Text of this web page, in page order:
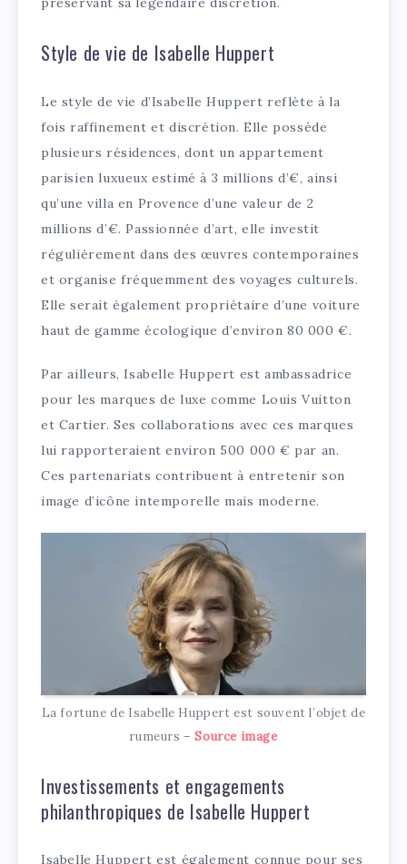
Style de vie de Isabelle Huppert
Le style de vie d’Isabelle Huppert reflète à la
fois raffinement et discrétion. Elle possède
plusieurs résidences, dont un appartement
parisien luxueux estimé à 3 millions d’€, ainsi
qu’une villa en Provence d’une valeur de 2
millions d’€. Passionnée d’art, elle investit
régulièrement dans des œuvres contemporaines
et organise fréquemment des voyages culturels.
Elle serait également propriétaire d’une voiture
haut de gamme écologique d’environ 80 000 €.
Par ailleurs, Isabelle Huppert est ambassadrice
pour les marques de luxe comme Louis Vuitton
et Cartier. Ses collaborations avec ces marques
lui rapporteraient environ 500 000 € par an.
Ces partenariats contribuent à entretenir son
image d’icône intemporelle mais moderne.
La fortune de Isabelle Huppert est souvent l’objet de
rumeurs –Source image
Investissements et engagements
philanthropiques de Isabelle Huppert
Isabelle Huppert est également connue pour ses